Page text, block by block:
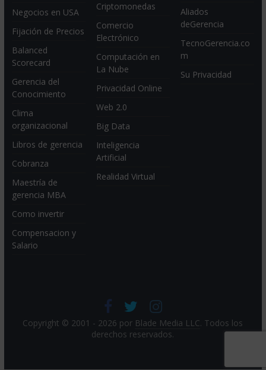
Negocios en USA
Fijación de Precios
Balanced
Scorecard
Gerencia del
Conocimiento
Clima
organizacional
Libros de gerencia
Cobranza
Maestría de
gerencia MBA
Como invertir
Compensacion y
Salario
Criptomonedas
Comercio
Electrónico
Computación en
La Nube
Privacidad Online
Web 2.0
Big Data
Inteligencia
Artificial
Realidad Virtual
Aliados
deGerencia
TecnoGerencia.co
m
Su Privacidad
Copyright © 2001 - 2026 por Blade Media LLC. Todos los
derechos reservados.